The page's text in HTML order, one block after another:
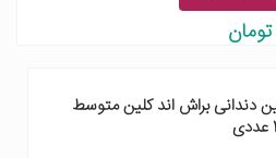
دندانی براش اند کلین متوسط